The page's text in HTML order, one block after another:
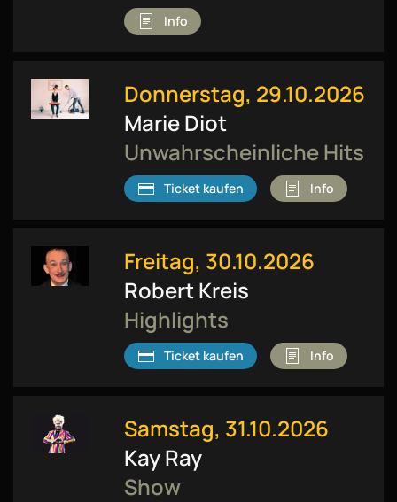
Info
Donnerstag, 29.10.2026
Marie Diot
Unwahrscheinliche Hits
Ticket kaufen Info
Freitag, 30.10.2026
Robert Kreis
Highlights
Ticket kaufen Info
Samstag, 31.10.2026
Kay Ray
Show